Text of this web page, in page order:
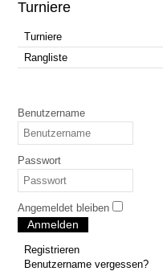
Turniere
Turniere
Rangliste
Benutzername
Passwort
Angemeldet bleiben
Anmelden
Registrieren
Benutzername vergessen?